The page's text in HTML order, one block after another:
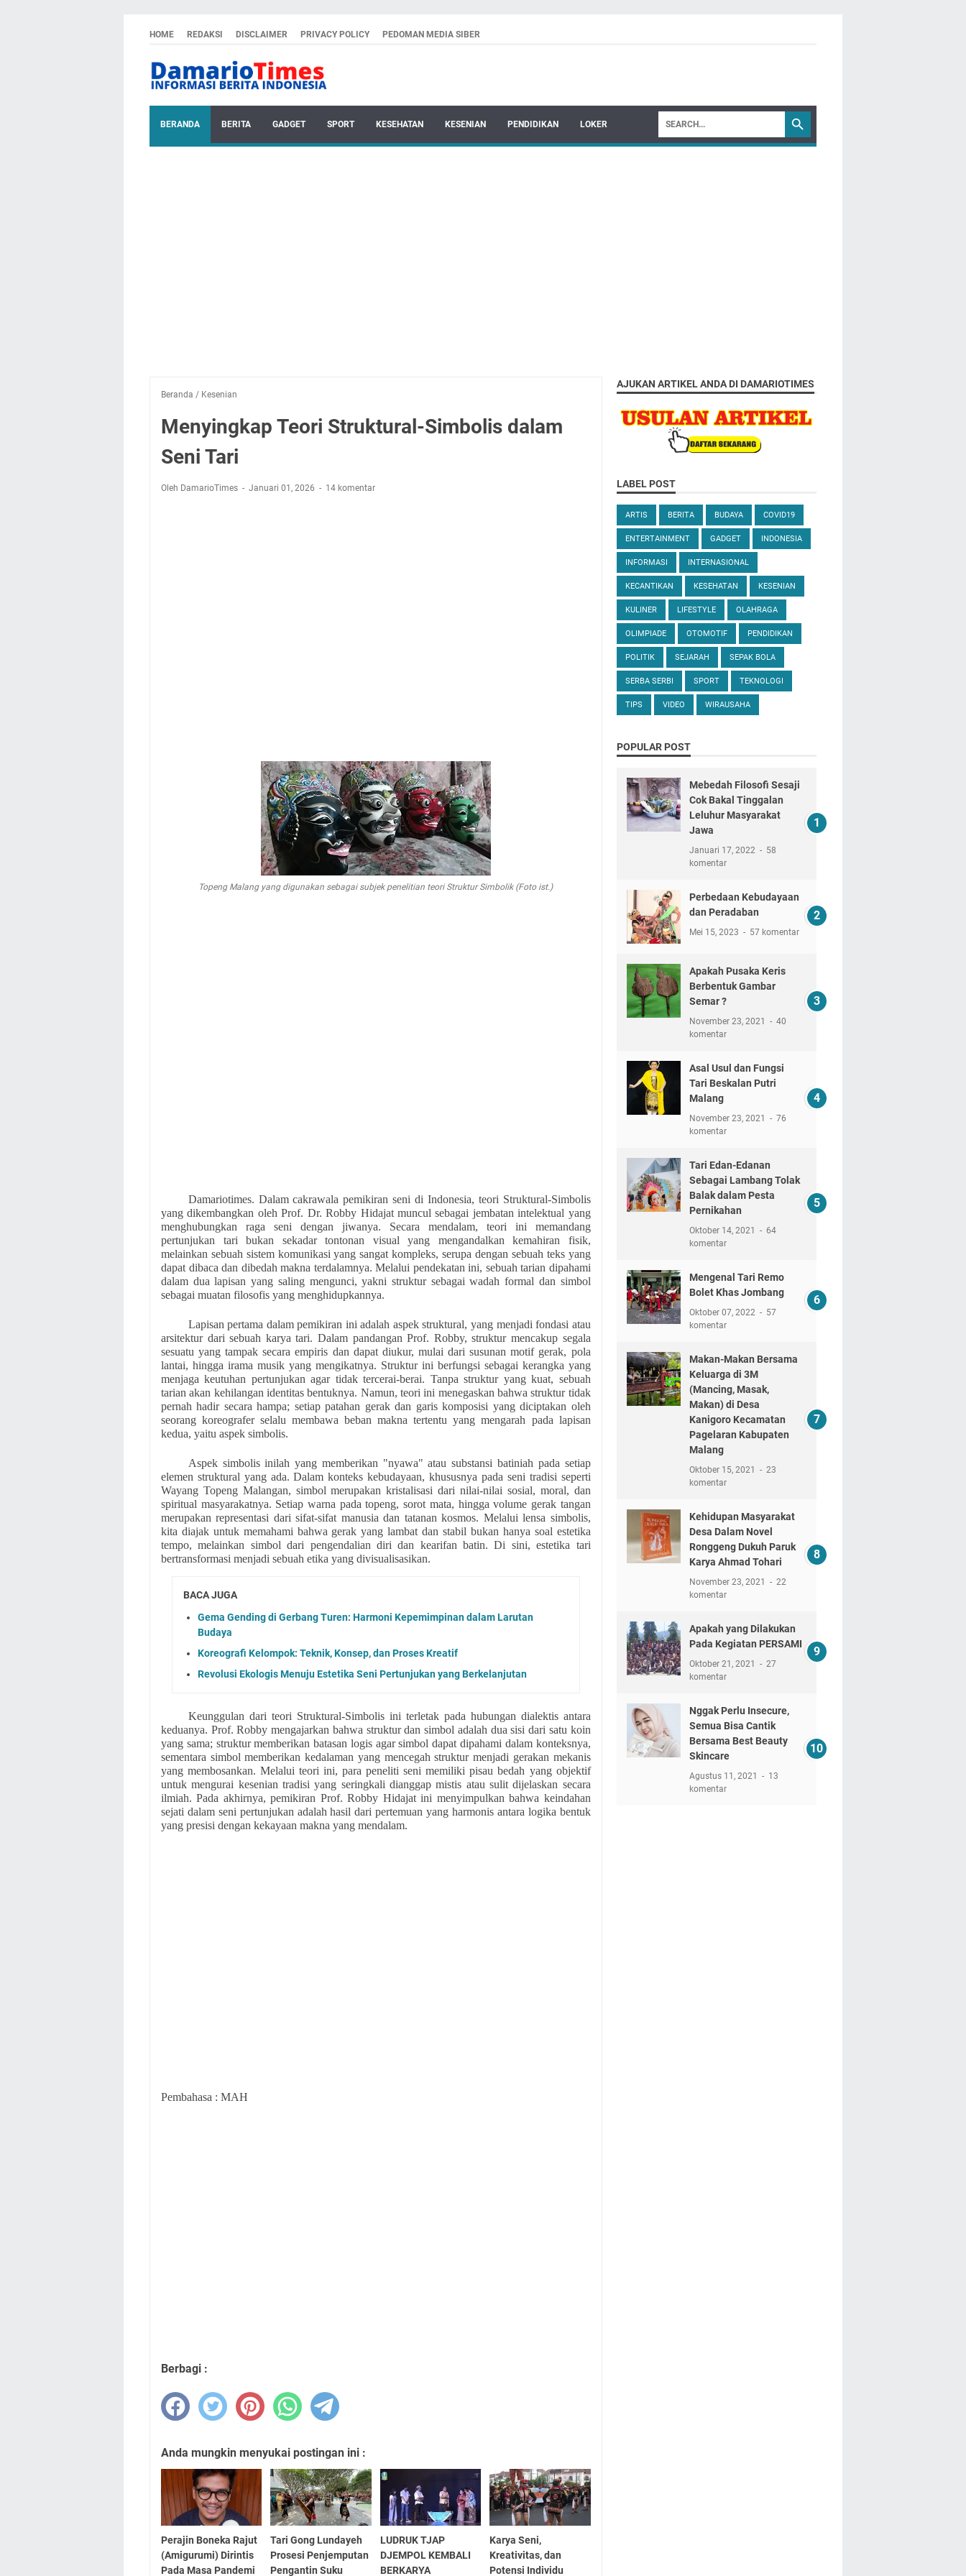
HOME REDAKSI DISCLAIMER PRIVACY POLICY PEDOMAN MEDIA SIBER
BERANDA BERITA GADGET SPORT KESEHATAN KESENIAN PENDIDIKAN LOKER
Beranda / Kesenian
Menyingkap Teori Struktural-Simbolis dalam
Seni Tari
Oleh DamarioTimes Januari 01, 2026 14 komentar
Topeng Malang yang digunakan sebagai subjek penelitian teori Struktur Simbolik (Foto ist.)
Damariotimes. Dalam cakrawala pemikiran seni di Indonesia, teori Struktural-Simbolis
yang dikembangkan oleh Prof. Dr. Robby Hidajat muncul sebagai jembatan intelektual yang
menghubungkan raga seni dengan jiwanya. Secara mendalam, teori ini memandang
pertunjukan tari bukan sekadar tontonan visual yang mengandalkan kemahiran fisik,
melainkan sebuah sistem komunikasi yang sangat kompleks, serupa dengan sebuah teks yang
dapat dibaca dan dibedah makna terdalamnya. Melalui pendekatan ini, sebuah tarian dipahami
dalam dua lapisan yang saling mengunci, yakni struktur sebagai wadah formal dan simbol
sebagai muatan filosofis yang menghidupkannya.
Lapisan pertama dalam pemikiran ini adalah aspek struktural, yang menjadi fondasi atau
arsitektur dari sebuah karya tari. Dalam pandangan Prof. Robby, struktur mencakup segala
sesuatu yang tampak secara empiris dan dapat diukur, mulai dari susunan motif gerak, pola
lantai, hingga irama musik yang mengikatnya. Struktur ini berfungsi sebagai kerangka yang
menjaga keutuhan pertunjukan agar tidak tercerai-berai. Tanpa struktur yang kuat, sebuah
tarian akan kehilangan identitas bentuknya. Namun, teori ini menegaskan bahwa struktur tidak
pernah hadir secara hampa; setiap patahan gerak dan garis komposisi yang diciptakan oleh
seorang koreografer selalu membawa beban makna tertentu yang mengarah pada lapisan
kedua, yaitu aspek simbolis.
Aspek simbolis inilah yang memberikan "nyawa" atau substansi batiniah pada setiap
elemen struktural yang ada. Dalam konteks kebudayaan, khususnya pada seni tradisi seperti
Wayang Topeng Malangan, simbol merupakan kristalisasi dari nilai-nilai sosial, moral, dan
spiritual masyarakatnya. Setiap warna pada topeng, sorot mata, hingga volume gerak tangan
merupakan representasi dari sifat-sifat manusia dan tatanan kosmos. Melalui lensa simbolis,
kita diajak untuk memahami bahwa gerak yang lambat dan stabil bukan hanya soal estetika
tempo, melainkan simbol dari pengendalian diri dan kearifan batin. Di sini, estetika tari
bertransformasi menjadi sebuah etika yang divisualisasikan.
BACA JUGA
Gema Gending di Gerbang Turen: Harmoni Kepemimpinan dalam Larutan
Budaya
Koreografi Kelompok: Teknik, Konsep, dan Proses Kreatif
Revolusi Ekologis Menuju Estetika Seni Pertunjukan yang Berkelanjutan
Keunggulan dari teori Struktural-Simbolis ini terletak pada hubungan dialektis antara
keduanya. Prof. Robby mengajarkan bahwa struktur dan simbol adalah dua sisi dari satu koin
yang sama; struktur memberikan batasan logis agar simbol dapat dipahami dalam konteksnya,
sementara simbol memberikan kedalaman yang mencegah struktur menjadi gerakan mekanis
yang membosankan. Melalui teori ini, para peneliti seni memiliki pisau bedah yang objektif
untuk mengurai kesenian tradisi yang seringkali dianggap mistis atau sulit dijelaskan secara
ilmiah. Pada akhirnya, pemikiran Prof. Robby Hidajat ini menyimpulkan bahwa keindahan
sejati dalam seni pertunjukan adalah hasil dari pertemuan yang harmonis antara logika bentuk
yang presisi dengan kekayaan makna yang mendalam.
Pembahasa : MAH
Berbagi :
Anda mungkin menyukai postingan ini :
Perajin Boneka Rajut
(Amigurumi) Dirintis
Pada Masa Pandemi
Tari Gong Lundayeh
Prosesi Penjemputan
Pengantin Suku
LUDRUK TJAP
DJEMPOL KEMBALI
BERKARYA
Karya Seni,
Kreativitas, dan
Potensi Individu
AJUKAN ARTIKEL ANDA DI DAMARIOTIMES
LABEL POST
ARTIS BERITA BUDAYA COVID19
ENTERTAINMENT GADGET INDONESIA
INFORMASI INTERNASIONAL
KECANTIKAN KESEHATAN KESENIAN
KULINER LIFESTYLE OLAHRAGA
OLIMPIADE OTOMOTIF PENDIDIKAN
POLITIK SEJARAH SEPAK BOLA
SERBA SERBI SPORT TEKNOLOGI
TIPS VIDEO WIRAUSAHA
POPULAR POST
Mebedah Filosofi Sesaji
Cok Bakal Tinggalan
Leluhur Masyarakat
Jawa
Januari 17, 2022
58
komentar
Perbedaan Kebudayaan
dan Peradaban
Mei 15, 2023 57 komentar
Apakah Pusaka Keris
Berbentuk Gambar
Semar ?
November 23, 2021
40
komentar
Asal Usul dan Fungsi
Tari Beskalan Putri
Malang
November 23, 2021
76
komentar
Tari Edan-Edanan
Sebagai Lambang Tolak
Balak dalam Pesta
Pernikahan
Oktober 14, 2021
64
komentar
Mengenal Tari Remo
Bolet Khas Jombang
Oktober 07, 2022
57
komentar
Makan-Makan Bersama
Keluarga di 3M
(Mancing, Masak,
Makan) di Desa
Kanigoro Kecamatan
Pagelaran Kabupaten
Malang
Oktober 15, 2021
23
komentar
Kehidupan Masyarakat
Desa Dalam Novel
Ronggeng Dukuh Paruk
Karya Ahmad Tohari
November 23, 2021
22
komentar
Apakah yang Dilakukan
Pada Kegiatan PERSAMI
Oktober 21, 2021
27
komentar
Nggak Perlu Insecure,
Semua Bisa Cantik
Bersama Best Beauty
Skincare
Agustus 11, 2021
13
komentar